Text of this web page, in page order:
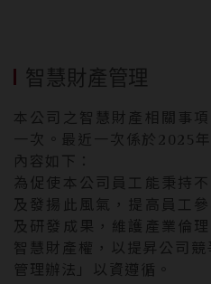
智慧財產管理
本公司之智慧財產相關事
一次。最近一次係於2025
內容如下：
為促使本公司員工能秉持
及發揚此風氣，提高員工
及研發成果，維護產業倫
智慧財產權，以提昇公司
管理辦法」以資遵循。